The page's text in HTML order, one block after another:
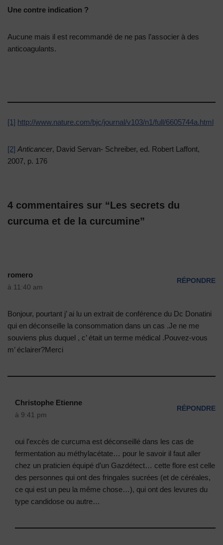
Une contre indication ?
Aucune mais il est recommandé de ne pas l’associer à des
anticoagulants.
[1] http://www.nature.com/bjc/journal/v103/n1/full/6605744a.html
[2] Anticancer, David Servan- Schreiber, ed. Robert Laffont,
2007, p. 176
4 commentaires sur “Les secrets du
curcuma et de la curcumine”
romero
à 11:40 am
RÉPONDRE
Bonjour, pourtant j’ ai lu un extrait de conférence du Dc Donatini
qui en déconseille la consommation dans un cas .Je ne me
souviens plus duquel , c’ était un terme médical .Pouvez-vous
m’ éclairer?Merci
Christophe Etienne
à 9:41 pm
RÉPONDRE
oui l’excès de curcuma est déconseillé dans les cas de
fermentation au méthylacétate… pour le savoir il faut aller
chez un praticien équipé d’un Gazdétect… cette flore est celle
des personnes qui ont des fringales sucrées (et de céréales,
ce qui est un peu la même chose…), qui ont des levures du
type candidose ou autre…